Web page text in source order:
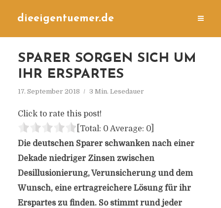
dieeigentuemer.de
SPARER SORGEN SICH UM
IHR ERSPARTES
17. September 2018 3 Min. Lesedauer
Click to rate this post!
[Total: 0 Average: 0]
Die deutschen Sparer schwanken nach einer
Dekade niedriger Zinsen zwischen
Desillusionierung, Verunsicherung und dem
Wunsch, eine ertragreichere Lösung für ihr
Erspartes zu finden. So stimmt rund jeder